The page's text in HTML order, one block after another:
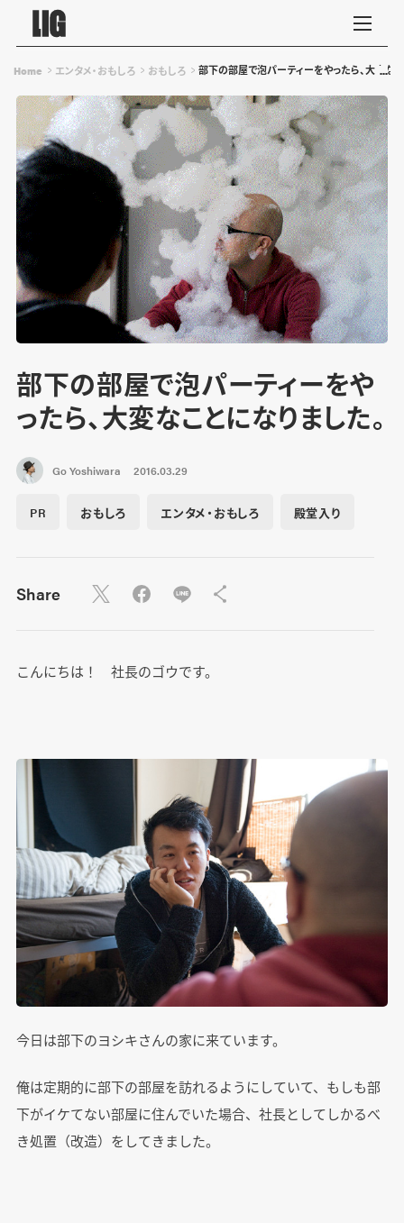
Home エンタメ・おもしろ おもしろ 部下の部屋で泡パーティーをやったら、大変なこ
部下の部屋で泡パーティーをや
ったら、大変なことになりました。
Go Yoshiwara 2016.03.29
PR おもしろ エンタメ・おもしろ 殿堂入り
Share
こんにちは！ 社長のゴウです。
今日は部下のヨシキさんの家に来ています。
俺は定期的に部下の部屋を訪れるようにしていて、もしも部
下がイケてない部屋に住んでいた場合、社長としてしかるべ
き処置（改造）をしてきました。